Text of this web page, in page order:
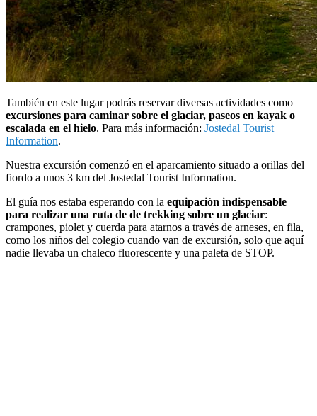
También en este lugar podrás reservar diversas actividades como
excursiones para caminar sobre el glaciar, paseos en kayak o
escalada en el hielo. Para más información: Jostedal Tourist
Information.
Nuestra excursión comenzó en el aparcamiento situado a orillas del
fiordo a unos 3 km del Jostedal Tourist Information.
El guía nos estaba esperando con la equipación indispensable
para realizar una ruta de de trekking sobre un glaciar:
crampones, piolet y cuerda para atarnos a través de arneses, en fila,
como los niños del colegio cuando van de excursión, solo que aquí
nadie llevaba un chaleco fluorescente y una paleta de STOP.